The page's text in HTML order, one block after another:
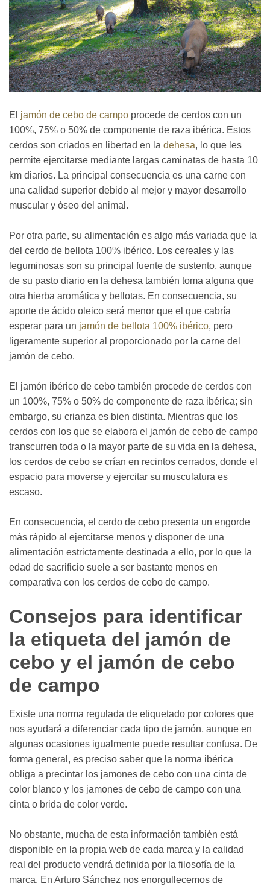
El jamón de cebo de campo procede de cerdos con un
100%, 75% o 50% de componente de raza ibérica. Estos
cerdos son criados en libertad en la dehesa, lo que les
permite ejercitarse mediante largas caminatas de hasta 10
km diarios. La principal consecuencia es una carne con
una calidad superior debido al mejor y mayor desarrollo
muscular y óseo del animal.
Por otra parte, su alimentación es algo más variada que la
del cerdo de bellota 100% ibérico. Los cereales y las
leguminosas son su principal fuente de sustento, aunque
de su pasto diario en la dehesa también toma alguna que
otra hierba aromática y bellotas. En consecuencia, su
aporte de ácido oleico será menor que el que cabría
esperar para un jamón de bellota 100% ibérico, pero
ligeramente superior al proporcionado por la carne del
jamón de cebo.
El jamón ibérico de cebo también procede de cerdos con
un 100%, 75% o 50% de componente de raza ibérica; sin
embargo, su crianza es bien distinta. Mientras que los
cerdos con los que se elabora el jamón de cebo de campo
transcurren toda o la mayor parte de su vida en la dehesa,
los cerdos de cebo se crían en recintos cerrados, donde el
espacio para moverse y ejercitar su musculatura es
escaso.
En consecuencia, el cerdo de cebo presenta un engorde
más rápido al ejercitarse menos y disponer de una
alimentación estrictamente destinada a ello, por lo que la
edad de sacrificio suele a ser bastante menos en
comparativa con los cerdos de cebo de campo.
Consejos para identificar
la etiqueta del jamón de
cebo y el jamón de cebo
de campo
Existe una norma regulada de etiquetado por colores que
nos ayudará a diferenciar cada tipo de jamón, aunque en
algunas ocasiones igualmente puede resultar confusa. De
forma general, es preciso saber que la norma ibérica
obliga a precintar los jamones de cebo con una cinta de
color blanco y los jamones de cebo de campo con una
cinta o brida de color verde.
No obstante, mucha de esta información también está
disponible en la propia web de cada marca y la calidad
real del producto vendrá definida por la filosofía de la
marca. En Arturo Sánchez nos enorgullecemos de